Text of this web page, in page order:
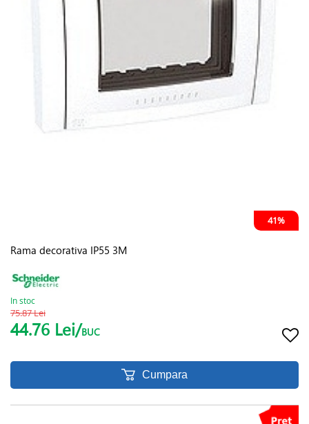
41%
Rama decorativa IP55 3M
In stoc
75.87 Lei
44.76 Lei/BUC
Cumpara